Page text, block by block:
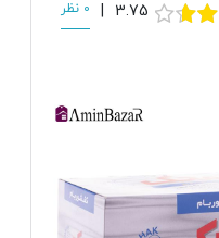
3.75
| 0 نظر